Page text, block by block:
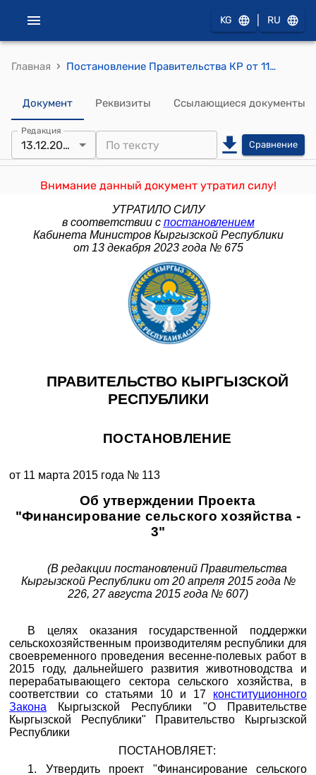
KG RU
Главная › Постановление Правительства КР от 11 марта 2015 года № 113 "Об утверждении Проекта "Финансирование сельского хозяйства - 3"
Документ Реквизиты Ссылающиеся документы
Редакция
13.12.2023 Сравнение
Внимание данный документ утратил силу!